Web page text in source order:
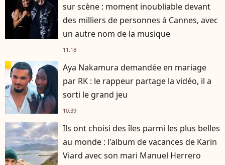
sur scène : moment inoubliable devant
des milliers de personnes à Cannes, avec
un autre nom de la musique
11:18
Aya Nakamura demandée en mariage
par RK : le rappeur partage la vidéo, il a
sorti le grand jeu
10:39
Ils ont choisi des îles parmi les plus belles
au monde : l'album de vacances de Karin
Viard avec son mari Manuel Herrero